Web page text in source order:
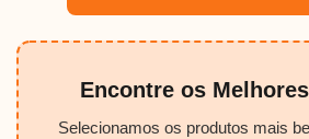
Encontre os
Selecionamos os produtos mais